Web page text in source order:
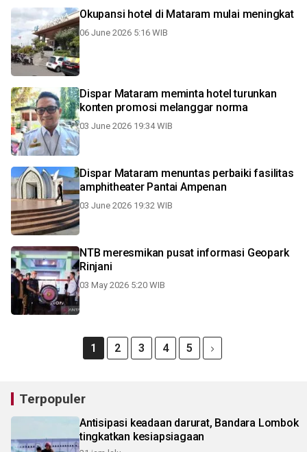
Okupansi hotel di Mataram mulai meningkat
06 June 2026 5:16 WIB
Dispar Mataram meminta hotel turunkan
konten promosi melanggar norma
03 June 2026 19:34 WIB
Dispar Mataram menuntas perbaiki fasilitas
amphitheater Pantai Ampenan
03 June 2026 19:32 WIB
NTB meresmikan pusat informasi Geopark
Rinjani
03 May 2026 5:20 WIB
1 2 3 4 5
Terpopuler
Antisipasi keadaan darurat, Bandara Lombok
tingkatkan kesiapsiagaan